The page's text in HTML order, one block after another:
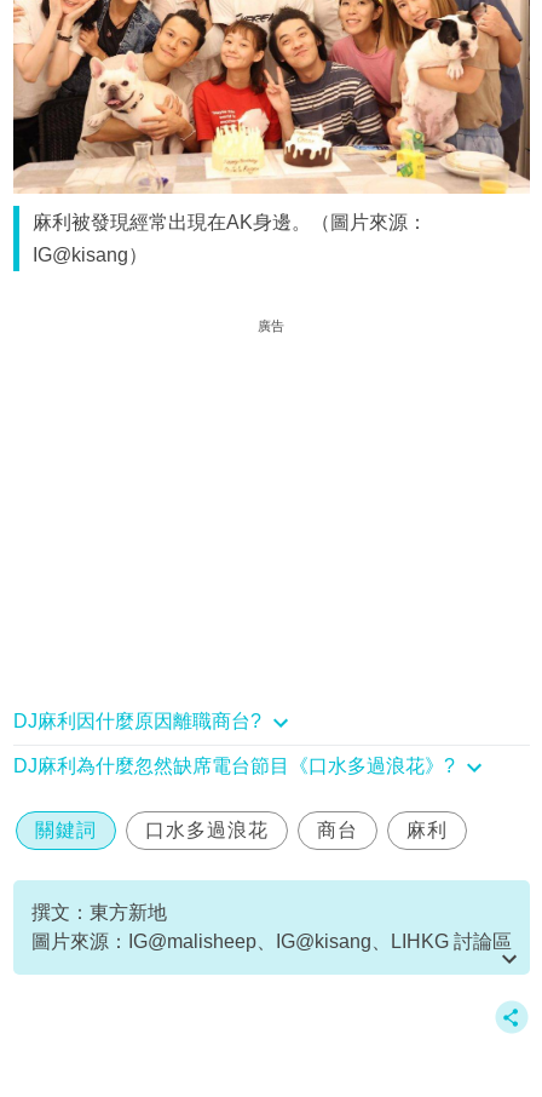
麻利被發現經常出現在AK身邊。（圖片來源：
IG@kisang）
廣告
DJ麻利因什麼原因離職商台?
DJ麻利為什麼忽然缺席電台節目《口水多過浪花》?
關鍵詞 口水多過浪花 商台 麻利
撰文：東方新地
圖片來源：IG@malisheep、IG@kisang、LIHKG 討論區
截圖